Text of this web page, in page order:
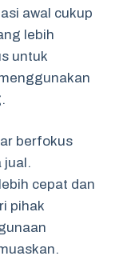
awal cukup
lebih
untuk
berfokus
jual.
cepat dan
pihak